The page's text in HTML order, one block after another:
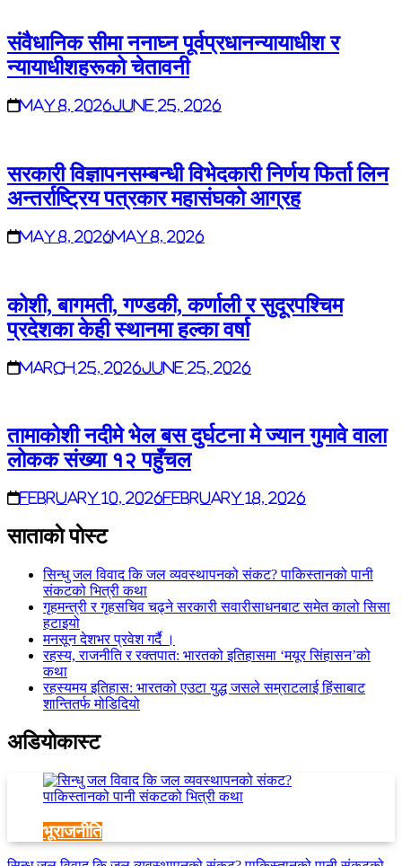
संवैधानिक सीमा ननाघ्न पूर्वप्रधानन्यायाधीश र
न्यायाधीशहरूको चेतावनी
May 8, 2026June 25, 2026
सरकारी विज्ञापनसम्बन्धी विभेदकारी निर्णय फिर्ता लिन
अन्तर्राष्ट्रिय पत्रकार महासंघको आग्रह
May 8, 2026May 8, 2026
कोशी, बागमती, गण्डकी, कर्णाली र सुदूरपश्चिम
प्रदेशका केही स्थानमा हल्का वर्षा
March 25, 2026June 25, 2026
तामाकोशी नदीमे भेल बस दुर्घटना मे ज्यान गुमावे वाला
लोकक संख्या १२ पहुँचल
February 10, 2026February 18, 2026
साताकाे पाेस्ट
सिन्धु जल विवाद कि जल व्यवस्थापनको संकट? पाकिस्तानको पानी
संकटको भित्री कथा
गृहमन्त्री र गृहसचिव चढ्ने सरकारी सवारीसाधनबाट समेत कालो सिसा
हटाइयो
मनसून देशभर प्रवेश गर्दै ।
रहस्य, राजनीति र रक्तपात: भारतको इतिहासमा ‘मयूर सिंहासन’को
कथा
रहस्यमय इतिहास: भारतको एउटा युद्ध जसले सम्राटलाई हिंसाबाट
शान्तितर्फ मोडिदियो
अडियाेकास्ट
भूराजनीति